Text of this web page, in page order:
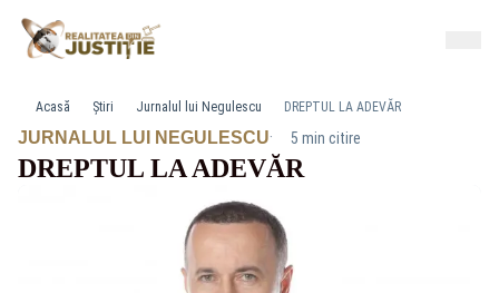
Acasă Știri Jurnalul lui Negulescu DREPTUL LA ADEVĂR
JURNALUL LUI NEGULESCU· 5 min citire
DREPTUL LA ADEVĂR